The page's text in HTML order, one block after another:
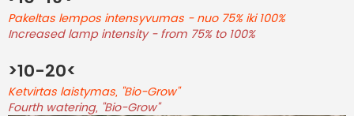
Pakeltas lempos intensyvumas - nuo 75% iki 100%
Increased lamp intensity - from 75% to 100%
>10-20<
Ketvirtas laistymas, "Bio-Grow"
Fourth watering, "Bio-Grow"